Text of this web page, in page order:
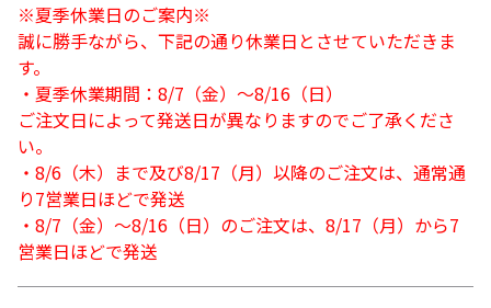
※夏季休業日のご案内※
誠に勝手ながら、下記の通り休業日とさせていただきま
す。
・夏季休業期間：8/7（金）～8/16（日）
ご注文日によって発送日が異なりますのでご了承くださ
い。
・8/6（木）まで及び8/17（月）以降のご注文は、通常通
り7営業日ほどで発送
・8/7（金）～8/16（日）のご注文は、8/17（月）から7
営業日ほどで発送